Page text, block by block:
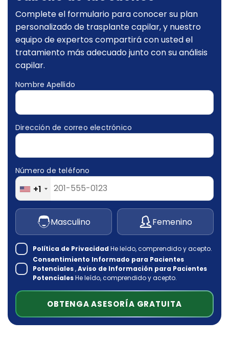
Complete el formulario para conocer su plan
personalizado de trasplante capilar, y nuestro
equipo de expertos compartirá con usted el
tratamiento más adecuado junto con su análisis
capilar.
Nombre Apellido
Dirección de correo electrónico
Número de teléfono
+1
Masculino Femenino
Política de Privacidad He leído, comprendido y acepto.
Consentimiento Informado para Pacientes
Potenciales,Aviso de Información para Pacientes
PotencialesHe leído, comprendido y acepto.
OBTENGA ASESORÍA GRATUITA